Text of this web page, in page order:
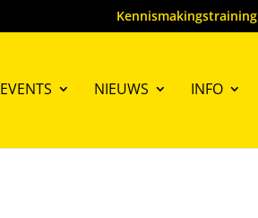
Kennismakingstraining
EVENTS NIEUWS INFO